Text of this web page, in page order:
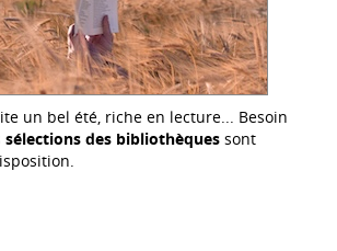
un bel été, riche en lecture... Besoin
sélections des bibliothèques sont